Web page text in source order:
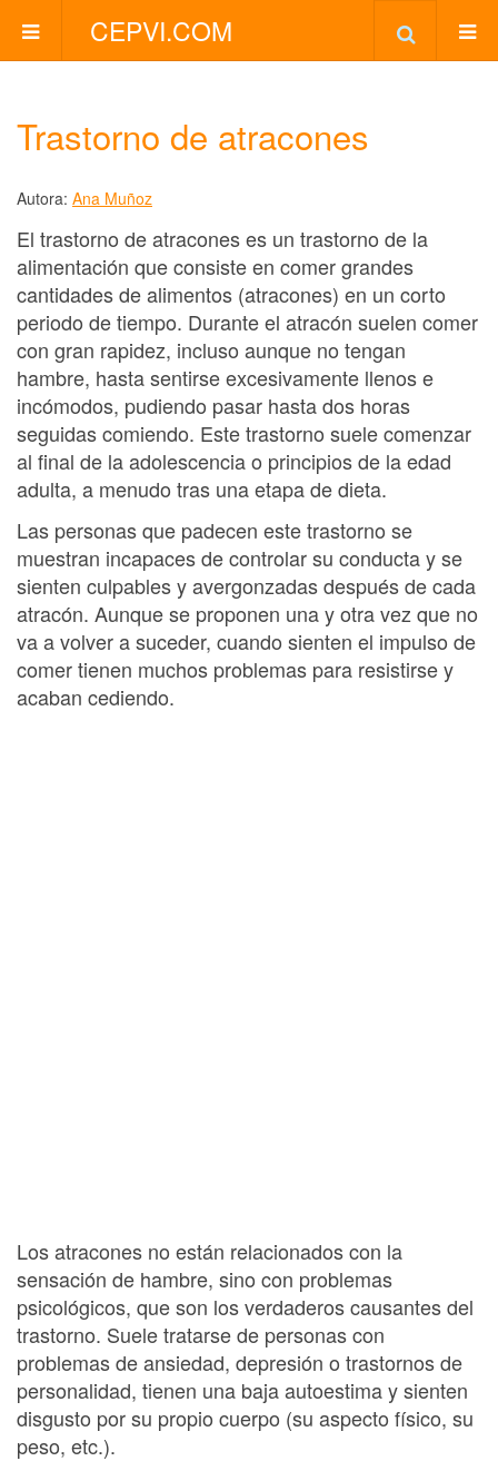
CEPVI.COM
Trastorno de atracones
Autora: Ana Muñoz
El trastorno de atracones es un trastorno de la
alimentación que consiste en comer grandes
cantidades de alimentos (atracones) en un corto
periodo de tiempo. Durante el atracón suelen comer
con gran rapidez, incluso aunque no tengan
hambre, hasta sentirse excesivamente llenos e
incómodos, pudiendo pasar hasta dos horas
seguidas comiendo. Este trastorno suele comenzar
al final de la adolescencia o principios de la edad
adulta, a menudo tras una etapa de dieta.
Las personas que padecen este trastorno se
muestran incapaces de controlar su conducta y se
sienten culpables y avergonzadas después de cada
atracón. Aunque se proponen una y otra vez que no
va a volver a suceder, cuando sienten el impulso de
comer tienen muchos problemas para resistirse y
acaban cediendo.
Los atracones no están relacionados con la
sensación de hambre, sino con problemas
psicológicos, que son los verdaderos causantes del
trastorno. Suele tratarse de personas con
problemas de ansiedad, depresión o trastornos de
personalidad, tienen una baja autoestima y sienten
disgusto por su propio cuerpo (su aspecto físico, su
peso, etc.).